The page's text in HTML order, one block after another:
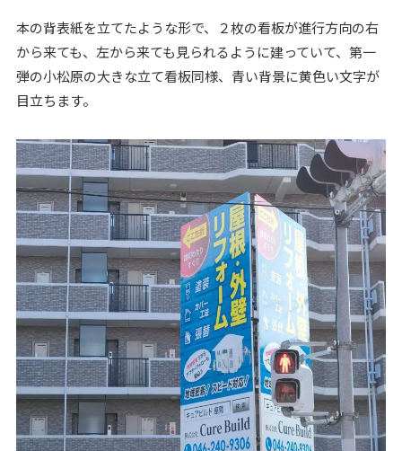
本の背表紙を立てたような形で、２枚の看板が進行方向の右
から来ても、左から来ても見られるように建っていて、第一
弾の小松原の大きな立て看板同様、青い背景に黄色い文字が
目立ちます。